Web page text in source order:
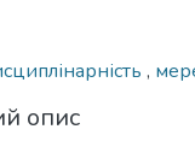
,
опис